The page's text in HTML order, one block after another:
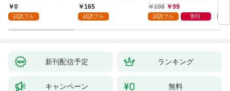
執着されています第1
話
0
試読フル
入り～: 1
165
試読フル
ころ、無表情な旦那様
が「愛してる」と言っ
198 99
試読フル 割引
新刊配信予定 ランキング
キャンペーン 無料